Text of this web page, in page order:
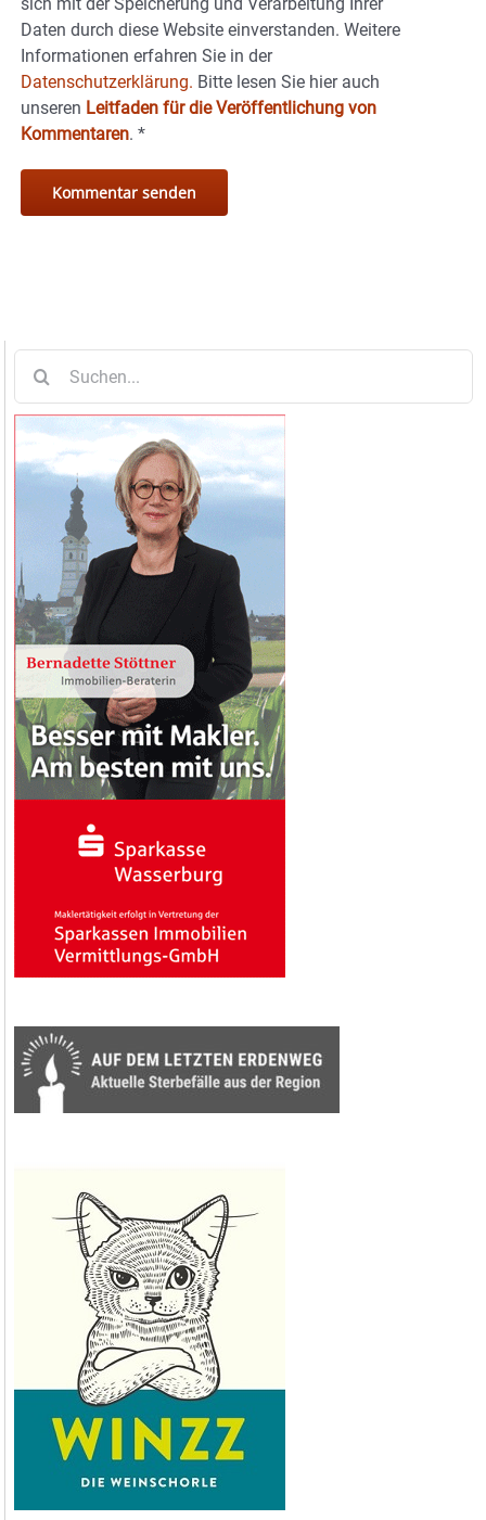
Daten durch diese Website einverstanden. Weitere
Informationen erfahren Sie in der
Datenschutzerklärung. Bitte lesen Sie hier auch
unseren Leitfaden für die Veröffentlichung von
Kommentaren. *
nach: